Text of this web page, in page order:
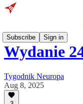
Subscribe
Sign in
Wydanie
Tygodnik Neuropa
Aug 8, 2025